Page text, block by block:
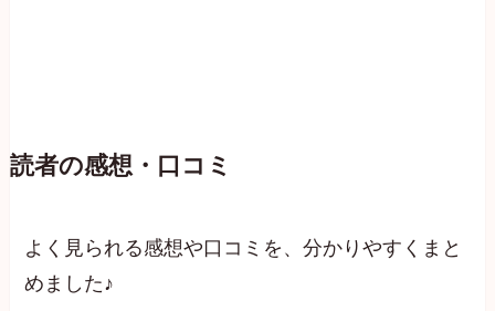
読者の感想・口コミ
よく見られる感想や口コミを、分かりやすくまと
めました♪